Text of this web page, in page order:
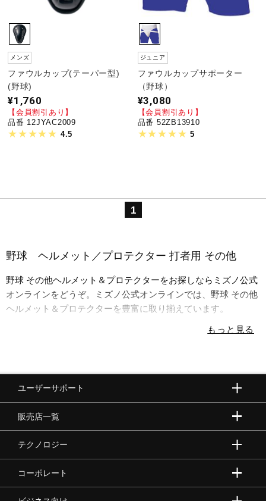
メンズ
ファウルカップ(テーパー型)
(野球)
¥1,760
【会員割引あり】
品番 12JYAC2009
4.5
ジュニア
ファウルカップサポーター
（野球）
¥3,080
【会員割引あり】
品番 52ZB13910
5
1
野球 ヘルメット／プロテクター 打者用 その他
野球 その他ヘルメット＆プロテクターをお探しならミズノ公式
オンラインをどうぞ。ミズノ公式オンラインでは、野球 その他
ヘルメット＆プロテクターを豊富に取り揃えています。
ユーザーサポート
販売店一覧
テクノロジー
コーポレート